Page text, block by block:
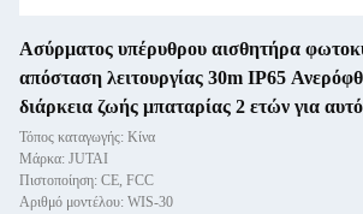
Ασύρματος υπέρυθρου αισθητήρα
απόσταση λειτουργίας 30m IP65
διάρκεια ζωής μπαταρίας 2 ετών για
Τόπος καταγωγής: Κίνα
Μάρκα: JUTAI
Πιστοποίηση: CE, FCC
Αριθμό μοντέλου: WIS-30